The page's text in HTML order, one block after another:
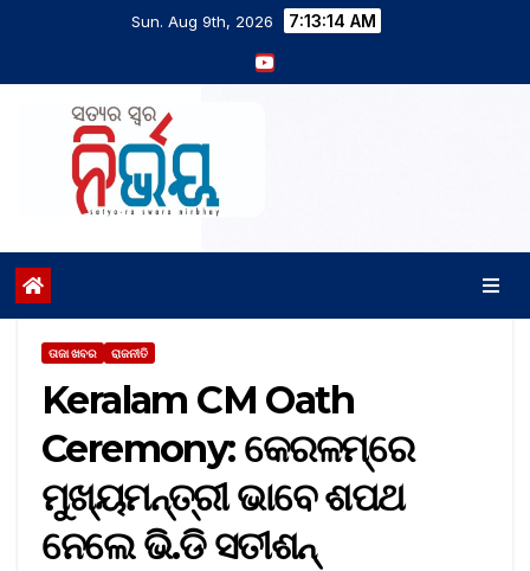
Sun. Aug 9th, 2026 7:13:15 AM
ତାଜା ଖବର ରାଜନୀତି
Keralam CM Oath
Ceremony: କେରଳମ୍‌ରେ
ମୁଖ୍ୟମନ୍ତ୍ରୀ ଭାବେ ଶପଥ
ନେଲେ ଭି.ଡି ସତୀଶନ୍‌